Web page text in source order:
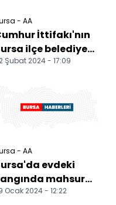
- AA
İttifakı'nın
ilçe belediye
adayları
Şubat 2024 - 17:09
- AA
evdeki
mahsur
2'si çocuk 4
Ocak 2024 - 12:22